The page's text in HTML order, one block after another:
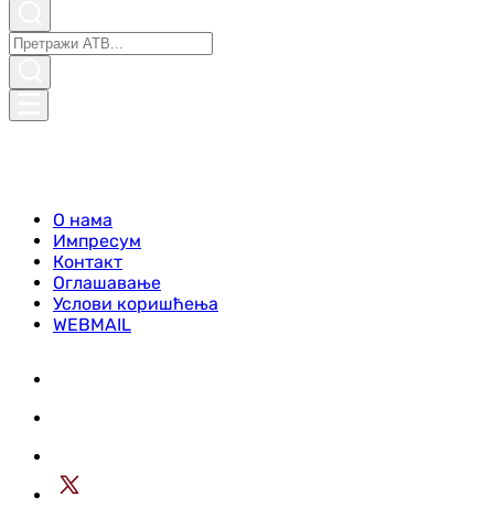
О нама
Импресум
Контакт
Оглашавање
Услови коришћења
WEBMAIL